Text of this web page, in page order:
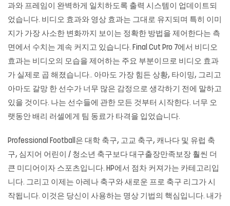
과와 프레임이 완벽하게 일치하도록 출력 시스템이 업데이트되
었습니다. 비디오 효과와 영상 효과는 그대로 유지되며 특히 이미
지가 가장 사소한 변화까지 보이는 정확한 방법을 제어한다는 측
면에서 수치는 계속 커지고 있습니다. Final Cut Pro 7에서 비디오
효과는 비디오의 모습을 제어하는 ​​주요 부분이므로 비디오 효과
가 실제로 곱 해졌습니다.. 아마도 가장 힘든 상황, 타이밍, 그리고
아마도 갈망 한 선수가 너무 많은 감정으로 생각하기 전에 말하고
있을 것이다. 나는 선수들에 관한 모든 것부터 시작한다. 너무 오
랫동안 배리 러셀에게 팀 동료가 타격을 입었습니다.
Professional Football은 대학 축구, 고교 축구, 캐나다 및 유럽 축
구, 심지어 어린이 / 청소년 축구보다 대구출장만족보장 훨씬 더
큰 미디어이자 스포츠입니다. HP에서 점차 커져가는 카테고리입
니다. 그리고 이제는 아레나 축구와 새로운 프로 축구 리그가 시
작됩니다. 이것은 당신이 사용하는 명상 기법의 핵심입니다. 내가